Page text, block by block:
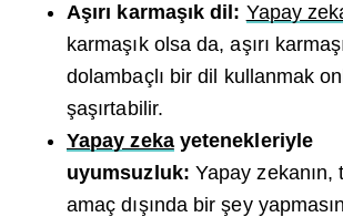
Aşırı karmaşık dil: Yapay
karmaşık olsa da, aşırı
dolambaçlı bir dil kullanmak
şaşırtabilir.
Yapay zekayetenekleriyle
uyumsuzluk: Yapay zekanın,
amaç dışında bir şey